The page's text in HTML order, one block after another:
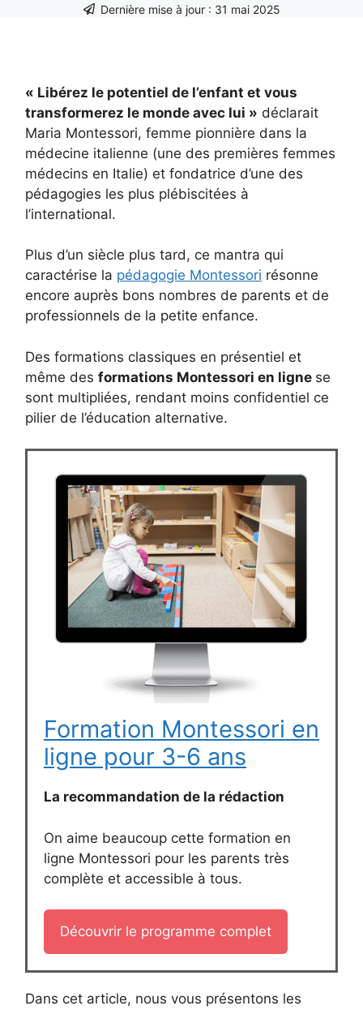
Dernière mise à jour : 31 mai 2025
« Libérez le potentiel de l’enfant et vous
transformerez le monde avec lui » déclarait
Maria Montessori, femme pionnière dans la
médecine italienne (une des premières femmes
médecins en Italie) et fondatrice d’une des
pédagogies les plus plébiscitées à
l’international.
Plus d’un siècle plus tard, ce mantra qui
caractérise la pédagogie Montessori résonne
encore auprès bons nombres de parents et de
professionnels de la petite enfance.
Des formations classiques en présentiel et
même des formations Montessori en ligne se
sont multipliées, rendant moins confidentiel ce
pilier de l’éducation alternative.
Formation Montessori en
ligne pour 3-6 ans
La recommandation de la rédaction
On aime beaucoup cette formation en
ligne Montessori pour les parents très
complète et accessible à tous.
Découvrir le programme complet
Dans cet article, nous vous présentons les